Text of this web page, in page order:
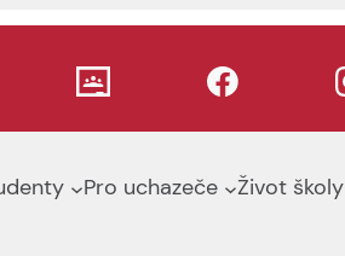
Pro uchazeče Život školy